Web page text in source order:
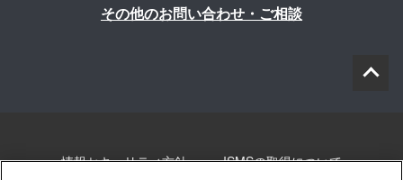
その他のお問い合わせ・ご相談
情報セキュリティ方針 ISMSの取得について